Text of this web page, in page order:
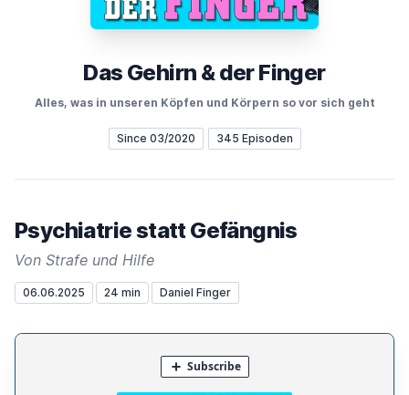
Das Gehirn & der Finger
Alles, was in unseren Köpfen und Körpern so vor sich geht
Since 03/2020 345 Episoden
Psychiatrie statt Gefängnis
Von Strafe und Hilfe
06.06.2025 24 min Daniel Finger